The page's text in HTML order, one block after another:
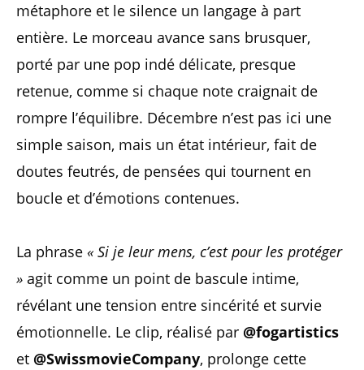
métaphore et le silence un langage à part
entière. Le morceau avance sans brusquer,
porté par une pop indé délicate, presque
retenue, comme si chaque note craignait de
rompre l’équilibre. Décembre n’est pas ici une
simple saison, mais un état intérieur, fait de
doutes feutrés, de pensées qui tournent en
boucle et d’émotions contenues.
La phrase « Si je leur mens, c’est pour les protéger
» agit comme un point de bascule intime,
révélant une tension entre sincérité et survie
émotionnelle. Le clip, réalisé par @fogartistics
et @SwissmovieCompany, prolonge cette